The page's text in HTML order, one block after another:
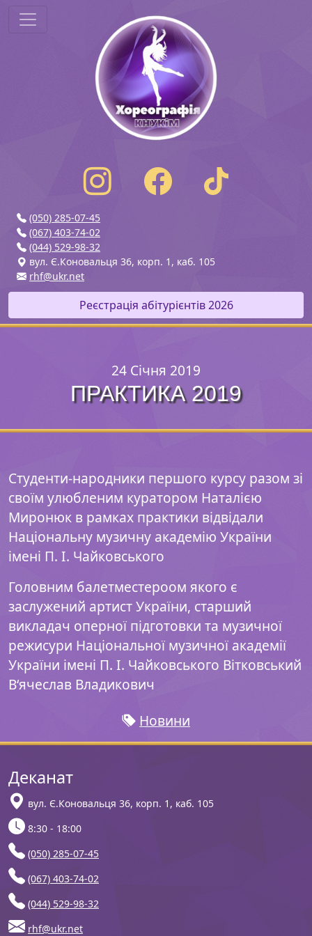
(050) 285-07-45
(067) 403-74-02
(044) 529-98-32
вул. Є.Коновальця 36, корп. 1, каб. 105
rhf@ukr.net
Реєстрація абітурієнтів 2026
24 Січня 2019
ПРАКТИКА 2019
Студенти-народники першого курсу разом зі
своїм улюбленим куратором Наталією
Миронюк в рамках практики відвідали
Національну музичну академію України
імені П. І. Чайковського
Головним балетместероом якого є
заслужений артист України, старший
викладач оперної підготовки та музичної
режисури Національної музичної академії
України імені П. І. Чайковського Вітковський
В‘ячеслав Владикович
Новини
Деканат
вул. Є.Коновальця 36, корп. 1, каб. 105
8:30 - 18:00
(050) 285-07-45
(067) 403-74-02
(044) 529-98-32
rhf@ukr.net